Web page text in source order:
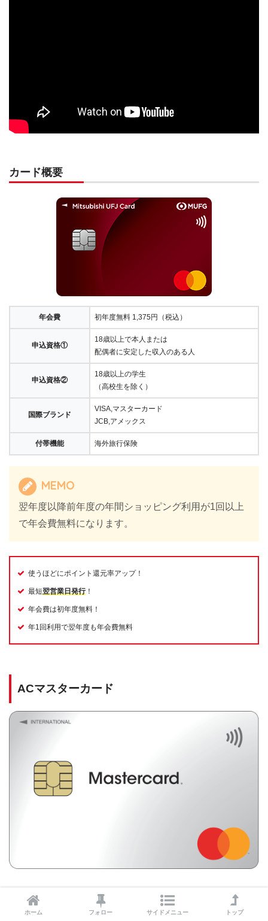
カード概要
年会費 初年度無料 1,375円（税込）
申込資格①
18歳以上で本人または
配偶者に安定した収入のある人
申込資格②
18歳以上の学生
（高校生を除く）
国際ブランド
VISA,マスターカード
JCB,アメックス
付帯機能 海外旅行保険
MEMO
翌年度以降前年度の年間ショッピング利用が1回以上
で年会費無料になります。
使うほどにポイント還元率アップ！
最短翌営業日発行！
年会費は初年度無料！
年1回利用で翌年度も年会費無料
ACマスターカード
クレジットカードに審査落ちした方は独自の審査基準で可
能性のある
ACマスターカード もおすすめです。
ホーム フォロー サイドメニュー トップ